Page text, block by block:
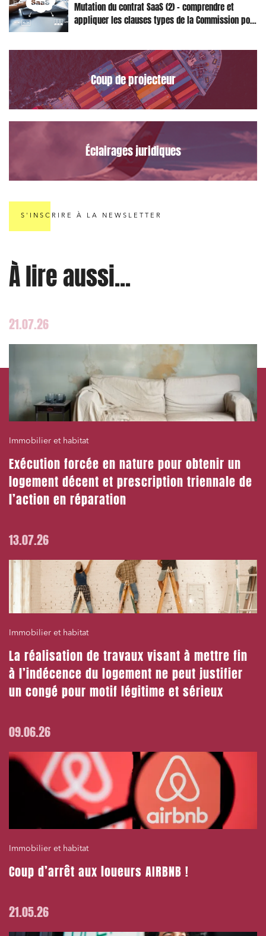
Mutation du contrat SaaS (2) – comprendre et
appliquer les clauses types de la Commission pour
Coup de projecteur
Éclairages juridiques
S'INSCRIRE À LA NEWSLETTER
À lire aussi...
21.07.26
Immobilier et habitat
Exécution forcée en nature pour obtenir un
logement décent et prescription triennale de
l’action en réparation
13.07.26
Immobilier et habitat
La réalisation de travaux visant à mettre fin
à l’indécence du logement ne peut justifier
un congé pour motif légitime et sérieux
09.06.26
Immobilier et habitat
Coup d’arrêt aux loueurs AIRBNB !
21.05.26